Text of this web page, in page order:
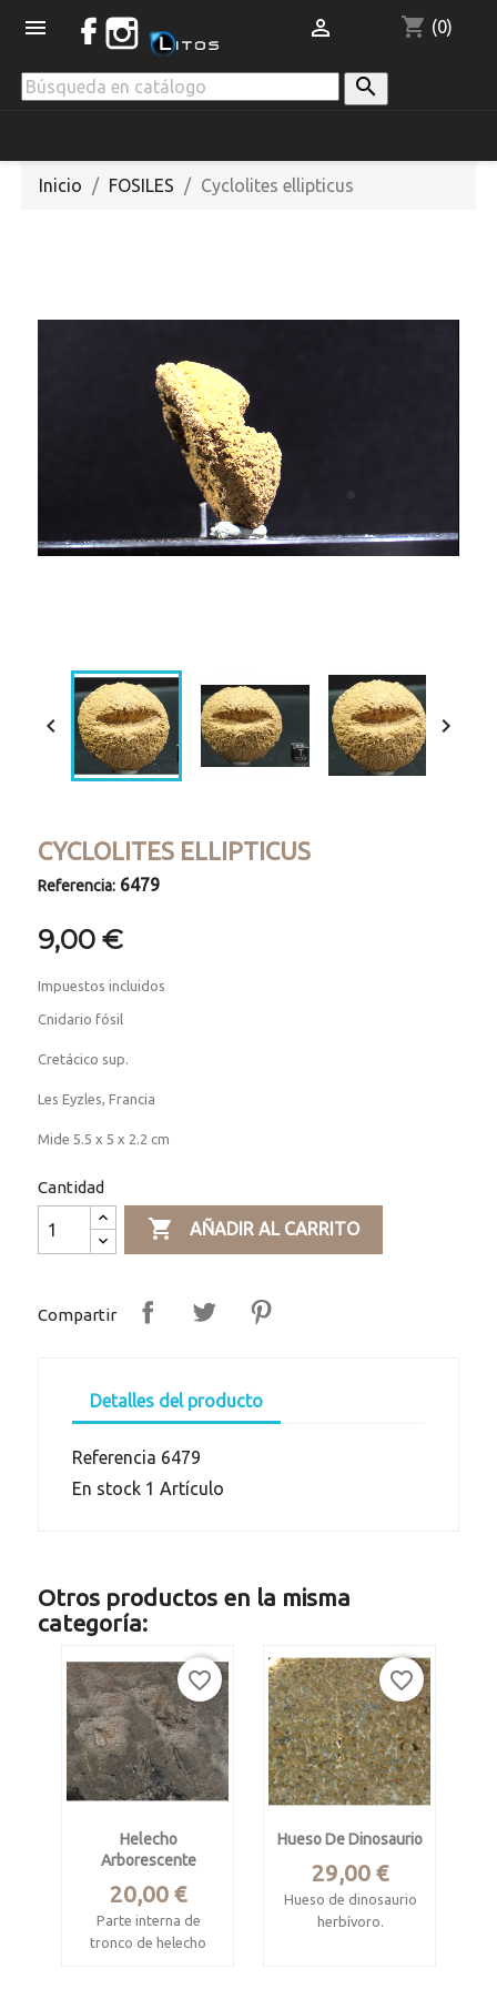
 shopping_cart (0)


Inicio FOSILES Cyclolites ellipticus
 
CYCLOLITES ELLIPTICUS
Referencia: 6479
9,00 €
Impuestos incluidos
Cnidario fósil
Cretácico sup.
Les Eyzles, Francia
Mide 5.5 x 5 x 2.2 cm
Cantidad
 AÑADIR AL CARRITO
Compartir
Detalles del producto
Referencia 6479
En stock 1 Artículo
Otros productos en la misma
categoría:
Helecho
Arborescente
Precio
20,00 €
Parte interna de
tronco de helecho
favorite_border
Hueso De Dinosaurio
Precio
29,00 €
Hueso de dinosaurio
herbívoro.
favorite_border